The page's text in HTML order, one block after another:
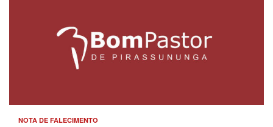
NOTA DE FALECIMENTO